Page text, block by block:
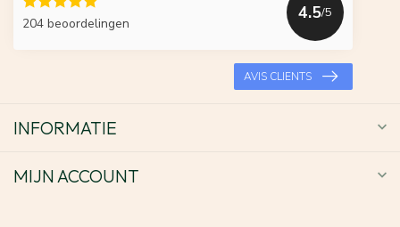
204 beoordelingen
4.5/5
AVIS CLIENTS
INFORMATIE
MIJN ACCOUNT